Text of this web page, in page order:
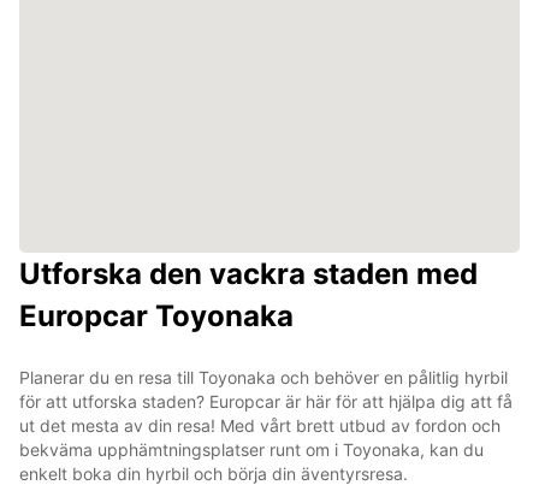
Utforska den vackra staden med
Europcar Toyonaka
Planerar du en resa till Toyonaka och behöver en pålitlig hyrbil
för att utforska staden? Europcar är här för att hjälpa dig att få
ut det mesta av din resa! Med vårt brett utbud av fordon och
bekväma upphämtningsplatser runt om i Toyonaka, kan du
enkelt boka din hyrbil och börja din äventyrsresa.